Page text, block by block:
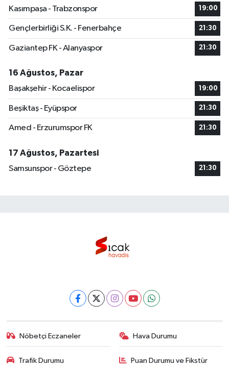
Kasımpaşa - Trabzonspor 19:00
Gençlerbirliği S.K. - Fenerbahçe 21:30
Gaziantep FK - Alanyaspor 21:30
16 Ağustos, Pazar
Başakşehir - Kocaelispor
19:00
Beşiktaş - Eyüpspor 21:30
Amed - Erzurumspor FK 21:30
17 Ağustos, Pazartesi
Samsunspor - Göztepe
21:30
Nöbetçi Eczaneler Hava Durumu
Trafik Durumu Puan Durumu ve Fikstür